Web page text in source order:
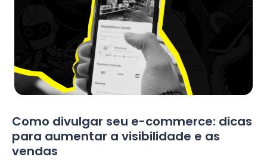
Como divulgar seu e-commerce: dicas
para aumentar a visibilidade e as
vendas